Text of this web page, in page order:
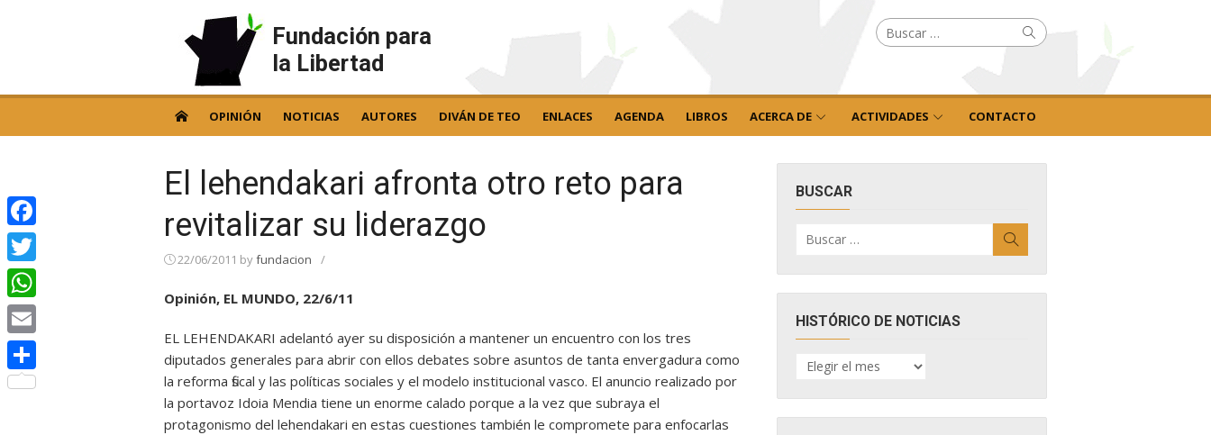
Fundación para
la Libertad
Buscar
por: Buscar
OPINIÓN NOTICIAS AUTORES DIVÁN DE TEO ENLACES AGENDA LIBROS ACERCA DE ACTIVIDADES CONTACTO
El lehendakari afronta otro reto para
revitalizar su liderazgo
22/06/2011 byfundacion /
Opinión, EL MUNDO, 22/6/11
EL LEHENDAKARI adelantó ayer su disposición a mantener un encuentro con los tres
diputados generales para abrir con ellos debates sobre asuntos de tanta envergadura como
la reforma fiscal y las políticas sociales y el modelo institucional vasco. El anuncio realizado por
la portavoz Idoia Mendia tiene un enorme calado porque a la vez que subraya el
protagonismo del lehendakari en estas cuestiones también le compromete para enfocarlas
BUSCAR
por:
HISTÓRICO DE NOTICIAS
HISTÓRICO
DE
Facebook
Twitter
WhatsApp
Email
Compartir